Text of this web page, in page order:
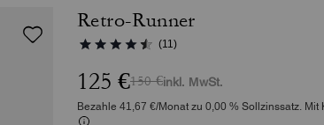
Retro-Runner
(11)
125 €150 €inkl. MwSt.
Bezahle 41,67 €/Monat zu 0,00 % Sollzinssatz. Mit